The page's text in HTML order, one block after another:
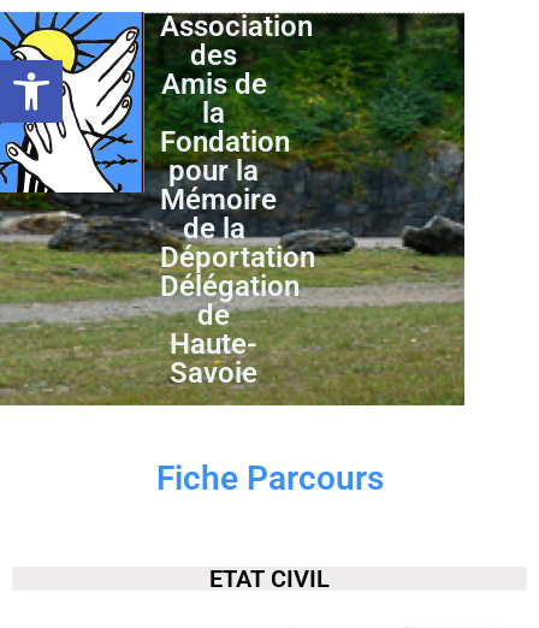
Ouvrir la barre d’outils
Association
des
Amis de
la
Fondation
pour la
Mémoire
de la
Déportation
Délégation
de
Haute-
Savoie
Fiche Parcours
ETAT CIVIL